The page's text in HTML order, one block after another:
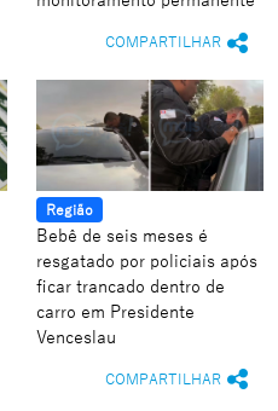
COMPARTILHAR
Região
Bebê de seis meses é
resgatado por policiais após
ficar trancado dentro de
carro em Presidente
Venceslau
COMPARTILHAR